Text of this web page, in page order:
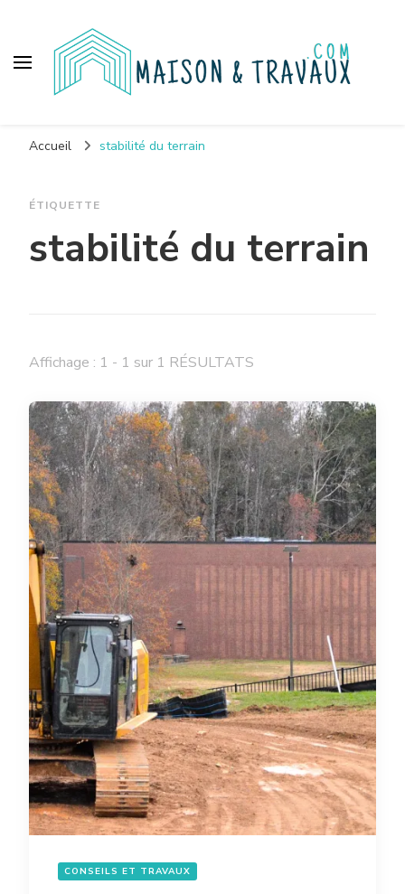
Accueil stabilité du terrain
ÉTIQUETTE
stabilité du terrain
Affichage : 1 - 1 sur 1 RÉSULTATS
CONSEILS ET TRAVAUX